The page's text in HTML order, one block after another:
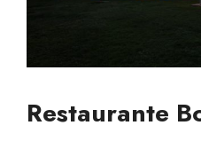
Restaurante